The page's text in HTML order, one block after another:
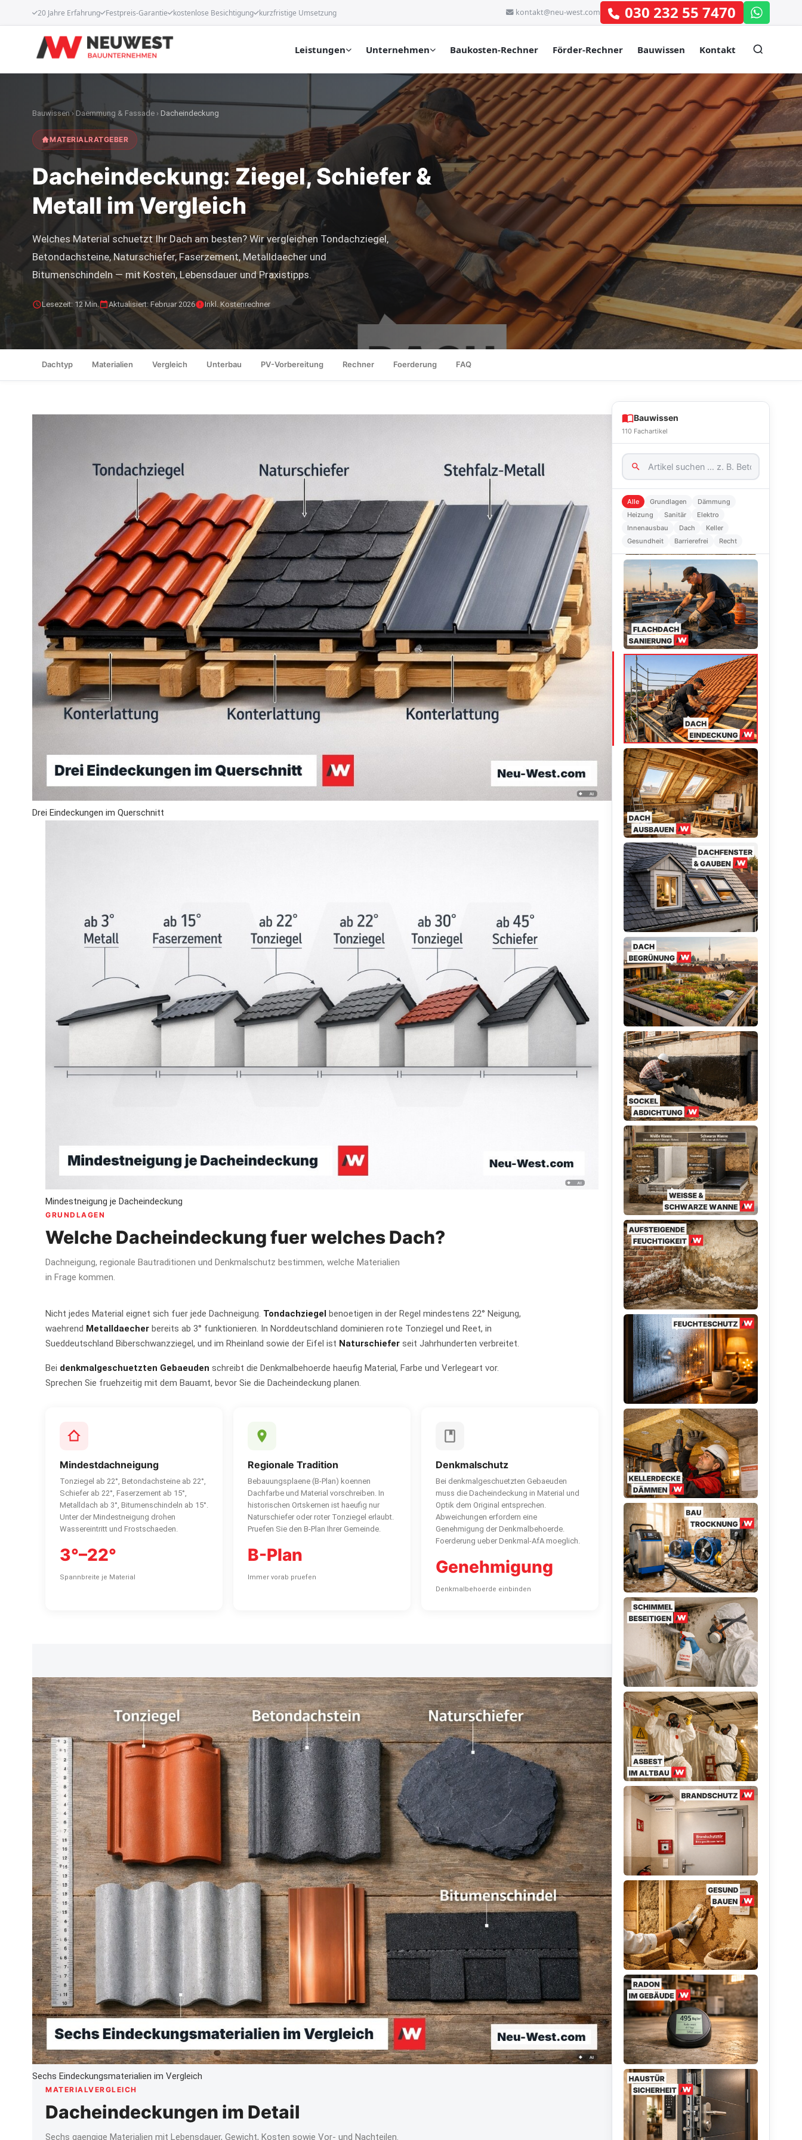
20 Jahre Erfahrung Festpreis-Garantie kostenlose Besichtigung kurzfristige Umsetzung kontakt@neu-west.com 030 232 55 7470
Leistungen Unternehmen Baukosten-Rechner Förder-Rechner Bauwissen Kontakt
Bauwissen› Daemmung & Fassade › Dacheindeckung
MATERIALRATGEBER
Dacheindeckung: Ziegel, Schiefer &
Metall im Vergleich
Welches Material schuetzt Ihr Dach am besten? Wir vergleichen Tondachziegel,
Betondachsteine, Naturschiefer, Faserzement, Metalldaecher und
Bitumenschindeln — mit Kosten, Lebensdauer und Praxistipps.
Lesezeit: 12 Min. Aktualisiert: Februar 2026 Inkl. Kostenrechner
Dachtyp Materialien Vergleich Unterbau PV-Vorbereitung Rechner Foerderung FAQ
Drei Eindeckungen im Querschnitt
Mindestneigung je Dacheindeckung
GRUNDLAGEN
Welche Dacheindeckung fuer welches Dach?
Dachneigung, regionale Bautraditionen und Denkmalschutz bestimmen, welche Materialien
in Frage kommen.
Nicht jedes Material eignet sich fuer jede Dachneigung. Tondachziegel
benoetigen in der Regel mindestens 22° Neigung,
waehrend Metalldaecher bereits ab 3° funktionieren. In Norddeutschland dominieren rote Tonziegel und Reet, in
Sueddeutschland Biberschwanzziegel, und im Rheinland sowie der Eifel ist Naturschiefer seit Jahrhunderten verbreitet.
Bei denkmalgeschuetzten Gebaeuden schreibt die Denkmalbehoerde haeufig Material, Farbe und Verlegeart vor.
Sprechen Sie fruehzeitig mit dem Bauamt, bevor Sie die Dacheindeckung planen.
Mindestdachneigung
Tonziegel ab 22°, Betondachsteine ab 22°,
Schiefer ab 22°, Faserzement ab 15°,
Metalldach ab 3°, Bitumenschindeln ab 15°.
Unter der Mindestneigung drohen
Wassereintritt und Frostschaeden.
3°–22°
Spannbreite je Material
Regionale Tradition
Bebauungsplaene (B-Plan) koennen
Dachfarbe und Material vorschreiben. In
historischen Ortskernen ist haeufig nur
Naturschiefer oder roter Tonziegel erlaubt.
Pruefen Sie den B-Plan Ihrer Gemeinde.
B-Plan
Immer vorab pruefen
Denkmalschutz
Bei denkmalgeschuetzten Gebaeuden
muss die Dacheindeckung in Material und
Optik dem Original entsprechen.
Abweichungen erfordern eine
Genehmigung der Denkmalbehoerde.
Foerderung ueber Denkmal-AfA moeglich.
Genehmigung
Denkmalbehoerde einbinden
Sechs Eindeckungsmaterialien im Vergleich
MATERIALVERGLEICH
Dacheindeckungen im Detail
Sechs gaengige Materialien mit Lebensdauer, Gewicht, Kosten sowie Vor- und Nachteilen.
Bauwissen
110 Fachartikel
Alle Grundlagen
Dämmung
Heizung
Sanitär
Elektro
Innenausbau
Dach
Keller
Gesundheit
Barrierefrei Recht